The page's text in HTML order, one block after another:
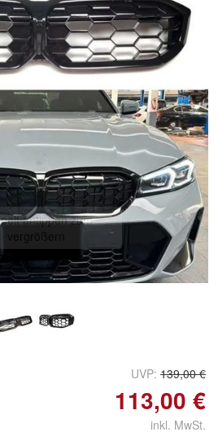
antippen zum
vergrößern
UVP: 139,00 €
113,00 €
inkl. MwSt.